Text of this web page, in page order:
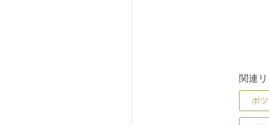
関連
ボ